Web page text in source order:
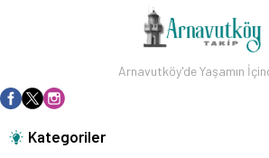
Arnavutköy'de Yaşamın
Kategoriler